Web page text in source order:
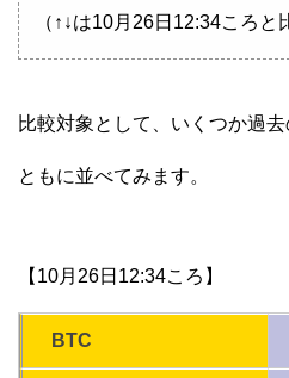
（↑↓は10月26日12:34ころと
比較対象として、いくつか過
ともに並べてみます。
【10月26日12:34ころ】
BTC